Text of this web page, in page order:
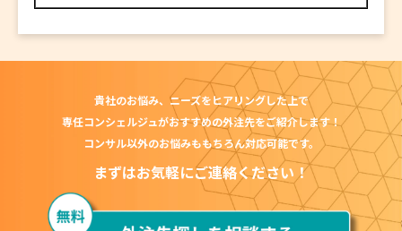
貴社のお悩み、ニーズをヒアリングした上で
専任コンシェルジュがおすすめの外注先をご紹介します！
コンサル以外のお悩みももちろん対応可能です。
まずはお気軽にご連絡ください！